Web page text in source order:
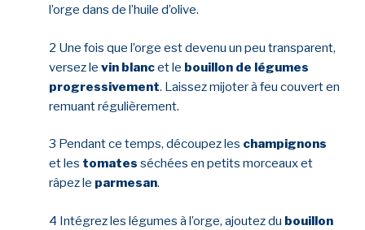
l’orge dans de l’huile d’olive.
2 Une fois que l’orge est devenu un peu transparent,
versez le vin blancet le bouillon de légumes
progressivement. Laissez mijoter à feu couvert en
remuant régulièrement.
3 Pendant ce temps, découpez les champignons
et les tomates séchées en petits morceaux et
râpez le parmesan.
4 Intégrez les légumes à l’orge, ajoutez du bouillon